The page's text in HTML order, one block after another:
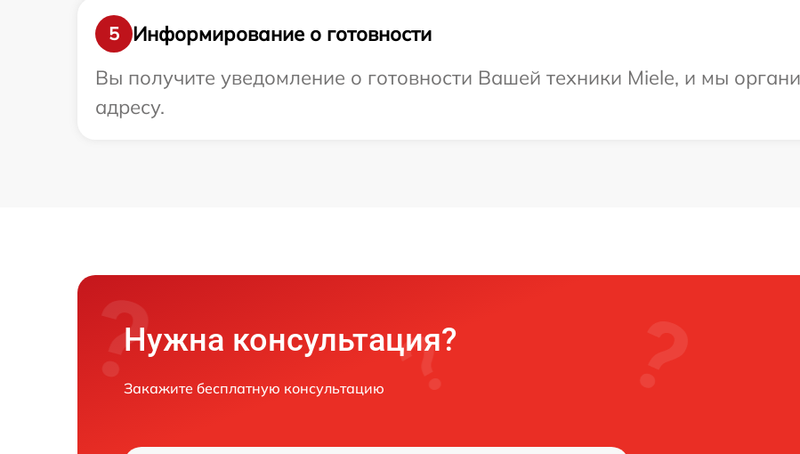
5
Информирование о готовности
Вы получите уведомление о готовности Вашей техники Miele, и мы
адресу.
Нужна консультация?
Закажите бесплатную консультацию